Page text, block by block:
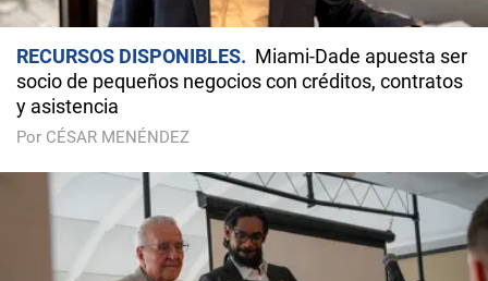
RECURSOS DISPONIBLES
Miami-Dade apuesta ser
socio de pequeños negocios con créditos, contratos
y asistencia
Por CÉSAR MENÉNDEZ